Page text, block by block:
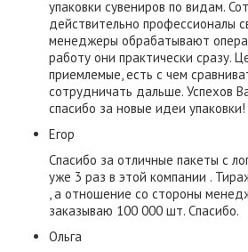
упаковки сувениров по видам.
действительно профессионалы
менеджеры обрабатывают
работу они практически сразу.
приемлемые, есть с чем
сотрудничать дальше. Успехов
спасибо за новые идеи упаковки!
Егор
Спасибо за отличные пакеты с
уже 3 раз в этой компании .
, а отношение со стороны
заказываю 100 000 шт. Спасибо.
Ольга